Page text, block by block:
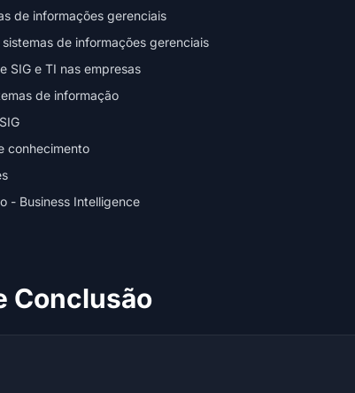
de informações gerenciais
de informações gerenciais
SIG e TI nas empresas
de informação
conhecimento
- Business Intelligence
Conclusão